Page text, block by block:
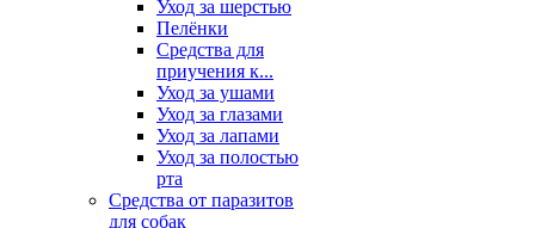
Уход за шерстью
Пелёнки
Средства для
приучения к...
Уход за ушами
Уход за глазами
Уход за лапами
Уход за полостью
рта
Средства от паразитов
для собак